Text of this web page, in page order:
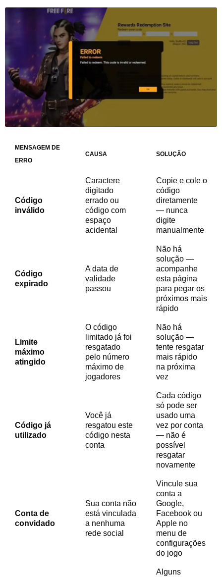
MENSAGEM DE
ERRO
CAUSA SOLUÇÃO
Código
inválido
Caractere
digitado
errado ou
código com
espaço
acidental
Copie e cole o
código
diretamente
— nunca
digite
manualmente
Código
expirado
A data de
validade
passou
Não há
solução —
acompanhe
esta página
para pegar os
próximos mais
rápido
Limite
máximo
atingido
O código
limitado já foi
resgatado
pelo número
máximo de
jogadores
Não há
solução —
tente resgatar
mais rápido
na próxima
vez
Código já
utilizado
Você já
resgatou este
código nesta
conta
Cada código
só pode ser
usado uma
vez por conta
— não é
possível
resgatar
novamente
Conta de
convidado
Sua conta não
está vinculada
a nenhuma
rede social
Vincule sua
conta a
Google,
Facebook ou
Apple no
menu de
configurações
do jogo
Alguns